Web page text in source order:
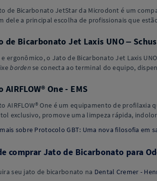
de Bicarbonato JetStar da Microdont é um
dele a principal escolha de profissionais que
de Bicarbonato Jet Laxis UNO –
e ergonômico, o Jato de Bicarbonato Jet Laxis
bordense conecta ao terminal do equipo,
AIRFLOW® One - EMS
AIRFLOW® One é um equipamento de
exclusivo, promove uma limpeza rápida,
sobre Protocolo GBT: Uma nova filosofia em
comprar Jato de Bicarbonato para
seu jato de bicarbonato na Dental Cremer -